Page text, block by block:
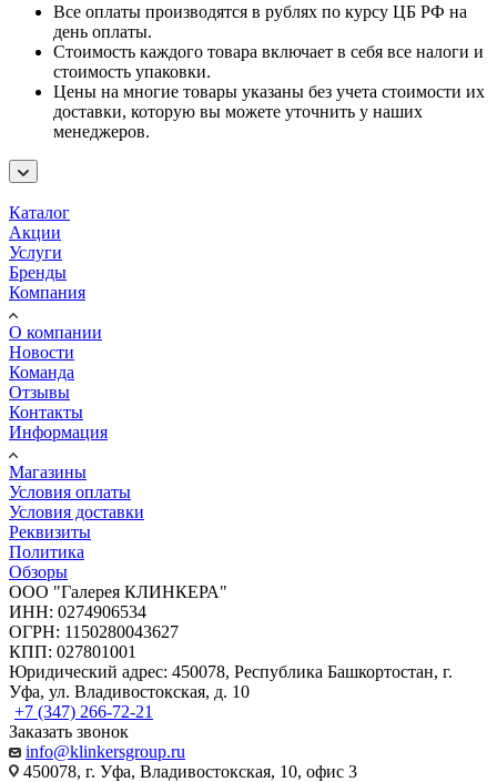
Все оплаты производятся в рублях по курсу ЦБ РФ на
день оплаты.
Стоимость каждого товара включает в себя все налоги и
стоимость упаковки.
Цены на многие товары указаны без учета стоимости их
доставки, которую вы можете уточнить у наших
менеджеров.
Каталог
Акции
Услуги
Бренды
Компания
О компании
Новости
Команда
Отзывы
Контакты
Информация
Магазины
Условия оплаты
Условия доставки
Реквизиты
Политика
Обзоры
ООО "Галерея КЛИНКЕРА"
ИНН: 0274906534
ОГРН: 1150280043627
КПП: 027801001
Юридический адрес: 450078, Республика Башкортостан, г.
Уфа, ул. Владивостокская, д. 10
+7 (347) 266-72-21
Заказать звонок
info@klinkersgroup.ru
450078, г. Уфа, Владивостокская, 10, офис 3